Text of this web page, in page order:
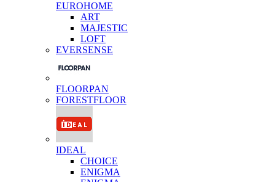
EUROHOME
ART
MAJESTIC
LOFT
EVERSENSE
FLOORPAN
FORESTFLOOR
IDEAL
CHOICE
ENIGMA